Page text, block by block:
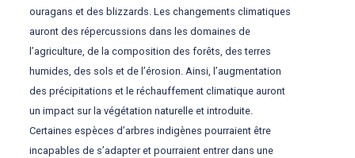
ouragans et des blizzards. Les changements climatiques
auront des répercussions dans les domaines de
l’agriculture, de la composition des forêts, des terres
humides, des sols et de l’érosion. Ainsi, l’augmentation
des précipitations et le réchauffement climatique auront
un impact sur la végétation naturelle et introduite.
Certaines espèces d’arbres indigènes pourraient être
incapables de s’adapter et pourraient entrer dans une